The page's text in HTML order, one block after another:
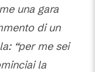
una gara
di un
“per me sei
la